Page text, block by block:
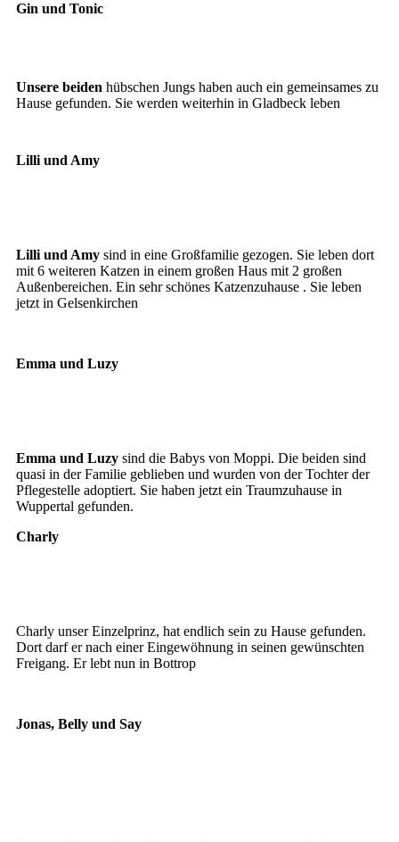
Gin und Tonic
Unsere beiden hübschen Jungs haben auch ein gemeinsames zu
Hause gefunden. Sie werden weiterhin in Gladbeck leben
Lilli und Amy
Lilli und Amysind in eine Großfamilie gezogen. Sie leben dort
mit 6 weiteren Katzen in einem großen Haus mit 2 großen
Außenbereichen. Ein sehr schönes Katzenzuhause . Sie leben
jetzt in Gelsenkirchen
Emma und Luzy
Emma und Luzysind die Babys von Moppi. Die beiden sind
quasi in der Familie geblieben und wurden von der Tochter der
Pflegestelle adoptiert. Sie haben jetzt ein Traumzuhause in
Wuppertal gefunden.
Charly
Charly unser Einzelprinz, hat endlich sein zu Hause gefunden.
Dort darf er nach einer Eingewöhnung in seinen gewünschten
Freigang. Er lebt nun in Bottrop
Jonas, Belly und Say